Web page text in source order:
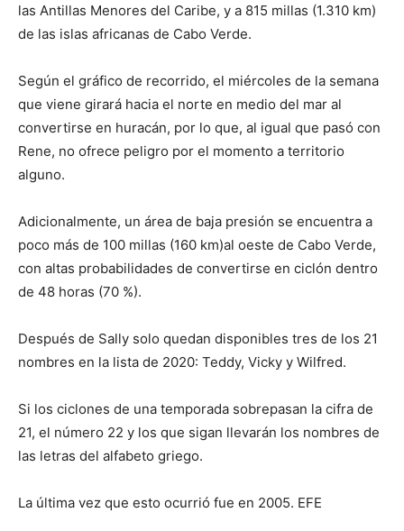
las Antillas Menores del Caribe, y a 815 millas (1.310 km)
de las islas africanas de Cabo Verde.
Según el gráfico de recorrido, el miércoles de la semana
que viene girará hacia el norte en medio del mar al
convertirse en huracán, por lo que, al igual que pasó con
Rene, no ofrece peligro por el momento a territorio
alguno.
Adicionalmente, un área de baja presión se encuentra a
poco más de 100 millas (160 km)al oeste de Cabo Verde,
con altas probabilidades de convertirse en ciclón dentro
de 48 horas (70 %).
Después de Sally solo quedan disponibles tres de los 21
nombres en la lista de 2020: Teddy, Vicky y Wilfred.
Si los ciclones de una temporada sobrepasan la cifra de
21, el número 22 y los que sigan llevarán los nombres de
las letras del alfabeto griego.
La última vez que esto ocurrió fue en 2005. EFE